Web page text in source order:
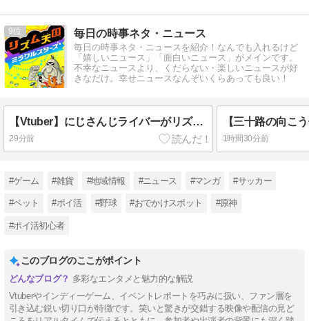
9 毎日の時事ネタ・ニュース
毎日の時事ネタ・ニュースを紹介！なんでも入れるけど
「嬉しいニュース」「面白いニュース」がメインです。
不幸なニュースより、くだらない・楽しいニュースが好
きなだけ。幸せニュースなんぞいくらあっても良い！
【Vtuber】にじさんじライバーがリズム天国の配信しなくなったけど何かあったのか？「やってる人いるよ、タイミング的にRUST・あらなみ・パワプロがメインだったし」
29分前 1時間30分前
#ゲーム #雑貨 #地域情報 #ニュース #マンガ #サッカー
#ペット #ポイ活 #野球 #おでかけスポット #原神
#ポイ活初心者
このブログのここがポイント
多彩なエンタメと魅力的な解説
Vtuberやインディーゲーム、イベントレポートを巧みに扱い、ファン層を
引き込む鋭い切り口が特徴です。笑いと驚きが交錯する映像や配信の見ど